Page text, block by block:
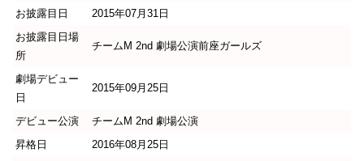
お披露目日
2015年07月31日
お披露目日場
所
チームM 2nd 劇場公演前座ガールズ
劇場デビュー
日
2015年09月25日
デビュー公演
チームM 2nd 劇場公演
昇格日
2016年08月25日